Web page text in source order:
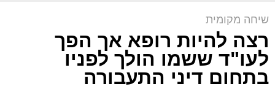
שיחה מקומית
רצה להיות רופא אך הפך
לעו"ד ששמו הולך לפניו
בתחום דיני התעבורה